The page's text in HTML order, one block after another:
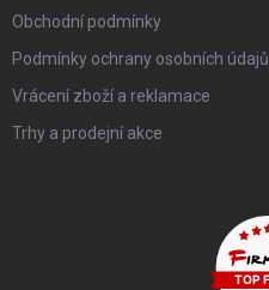
Obchodní podmínky
Podmínky ochrany osobních údajů
Vrácení zboží a reklamace
Trhy a prodejní akce